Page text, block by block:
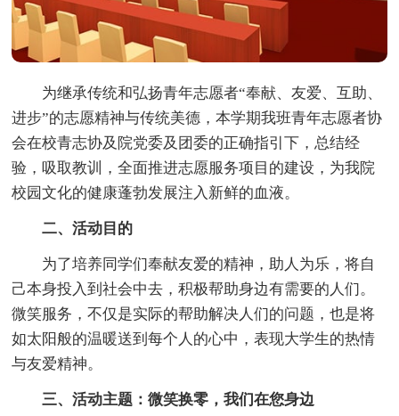
为继承传统和弘扬青年志愿者“奉献、友爱、互助、
进步”的志愿精神与传统美德，本学期我班青年志愿者协
会在校青志协及院党委及团委的正确指引下，总结经
验，吸取教训，全面推进志愿服务项目的建设，为我院
校园文化的健康蓬勃发展注入新鲜的血液。
二、活动目的
为了培养同学们奉献友爱的精神，助人为乐，将自
己本身投入到社会中去，积极帮助身边有需要的人们。
微笑服务，不仅是实际的帮助解决人们的问题，也是将
如太阳般的温暖送到每个人的心中，表现大学生的热情
与友爱精神。
三、活动主题：微笑换零，我们在您身边